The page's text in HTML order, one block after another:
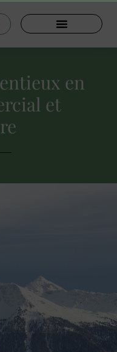
en
et